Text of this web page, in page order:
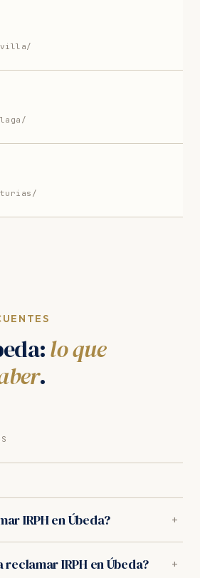
lo que
.
IRPH en Úbeda? +
tu caso gratuitamente y
IRPH en Úbeda? +